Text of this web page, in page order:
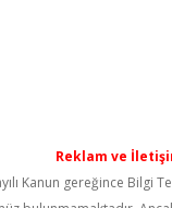
Reklam ve
Kanun gereğince